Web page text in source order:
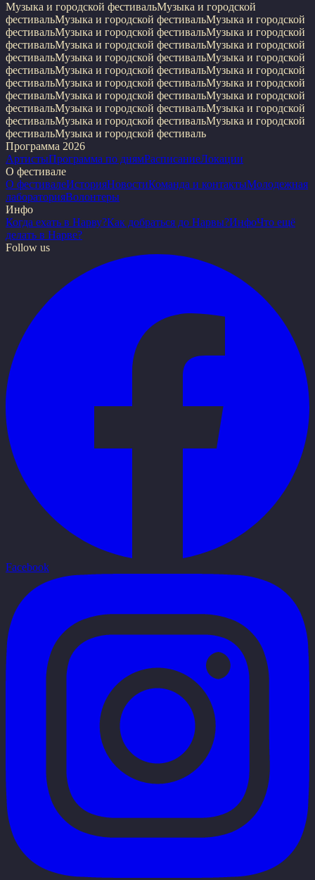
Музыка и городской фестивальМузыка и городской
фестивальМузыка и городской фестивальМузыка и городской
фестивальМузыка и городской фестивальМузыка и городской
фестивальМузыка и городской фестивальМузыка и городской
фестивальМузыка и городской фестивальМузыка и городской
фестивальМузыка и городской фестивальМузыка и городской
фестивальМузыка и городской фестивальМузыка и городской
фестивальМузыка и городской фестивальМузыка и городской
фестивальМузыка и городской фестивальМузыка и городской
фестивальМузыка и городской фестивальМузыка и городской
фестивальМузыка и городской фестиваль
Программа 2026
АртистыПрограмма по днямРасписаниеЛокации
О фестивале
О фестивалеИсторияНовостиКоманда и контактыМолодежная
лабораторияВолонтеры
Инфо
Когда ехать в Нарву?Как добраться до Нарвы?ИнфоЧто ещё
делать в Нарве?
Follow us
Facebook